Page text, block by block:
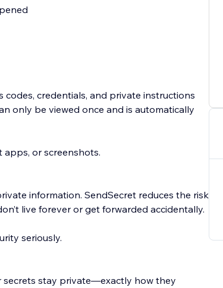
codes, credentials, and private instructions
only be viewed once and is automatically
apps, or screenshots.
information. SendSecret reduces the risk
live forever or get forwarded accidentally.
seriously.
secrets stay private—exactly how they